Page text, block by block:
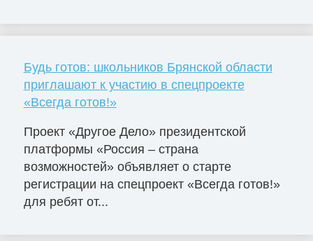
Будь готов: школьников Брянской области
приглашают к участию в спецпроекте
«Всегда готов!»
Проект «Другое Дело» президентской
платформы «Россия – страна
возможностей» объявляет о старте
регистрации на спецпроект «Всегда готов!»
для ребят от...